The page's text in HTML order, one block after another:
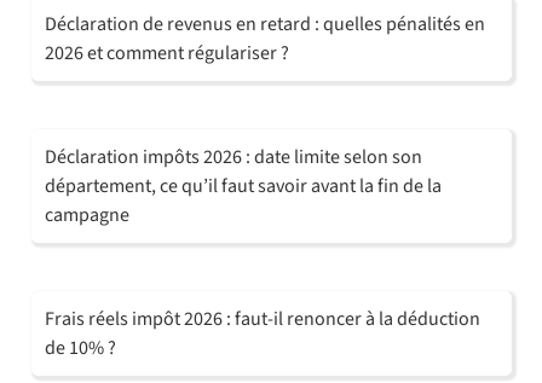
Déclaration de revenus en retard : quelles pénalités en
2026 et comment régulariser ?
Déclaration impôts 2026 : date limite selon son
département, ce qu’il faut savoir avant la fin de la
campagne
Frais réels impôt 2026 : faut-il renoncer à la déduction
de 10% ?